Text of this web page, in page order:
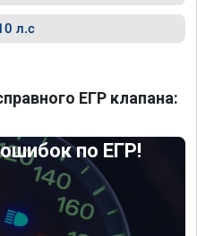
л.с
ЕГР клапана:
по ЕГР!